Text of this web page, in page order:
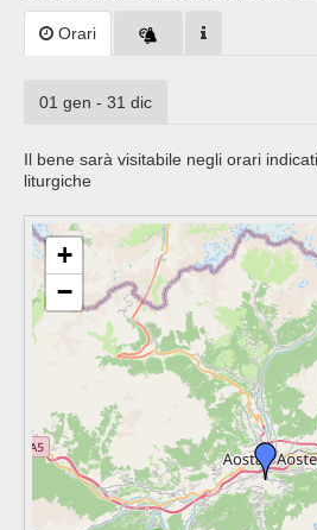
Orari
01 gen - 31 dic
Il bene sarà visitabile negli orari
liturgiche
+
−